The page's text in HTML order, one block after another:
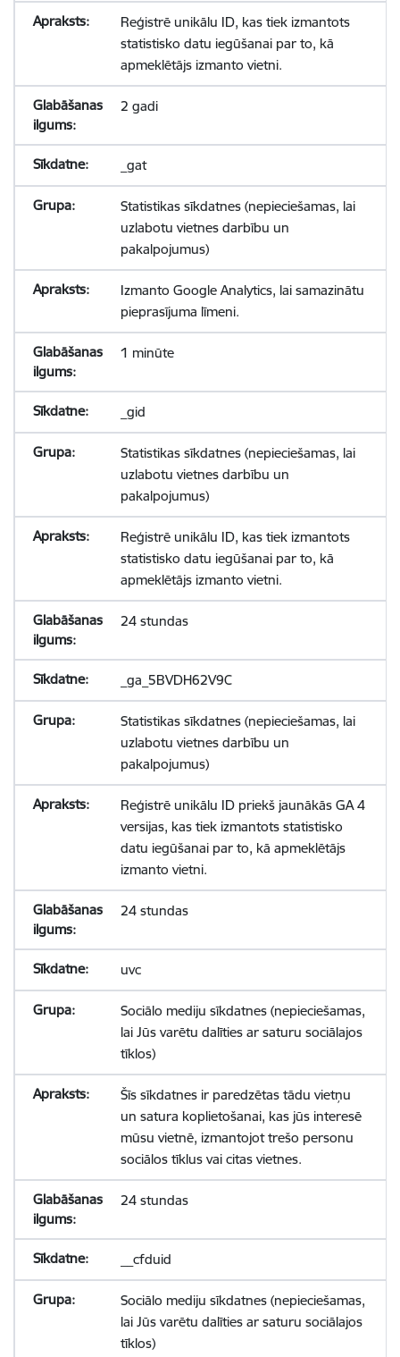
Reģistrē unikālu ID, kas tiek izmantots
statistisko datu iegūšanai par to, kā
apmeklētājs izmanto vietni.
2 gadi
_gat
Statistikas sīkdatnes (nepieciešamas, lai
uzlabotu vietnes darbību un
pakalpojumus)
Izmanto Google Analytics, lai samazinātu
pieprasījuma līmeni.
1 minūte
_gid
Statistikas sīkdatnes (nepieciešamas, lai
uzlabotu vietnes darbību un
pakalpojumus)
Reģistrē unikālu ID, kas tiek izmantots
statistisko datu iegūšanai par to, kā
apmeklētājs izmanto vietni.
24 stundas
_ga_5BVDH62V9C
Statistikas sīkdatnes (nepieciešamas, lai
uzlabotu vietnes darbību un
pakalpojumus)
Reģistrē unikālu ID priekš jaunākās GA 4
versijas, kas tiek izmantots statistisko
datu iegūšanai par to, kā apmeklētājs
izmanto vietni.
24 stundas
uvc
Sociālo mediju sīkdatnes (nepieciešamas,
lai Jūs varētu dalīties ar saturu sociālajos
tīklos)
Šīs sīkdatnes ir paredzētas tādu vietņu
un satura koplietošanai, kas jūs interesē
mūsu vietnē, izmantojot trešo personu
sociālos tīklus vai citas vietnes.
24 stundas
__cfduid
Sociālo mediju sīkdatnes (nepieciešamas,
lai Jūs varētu dalīties ar saturu sociālajos
tīklos)